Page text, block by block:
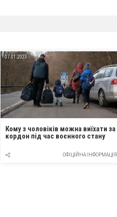
07.01.2023
Кому з чоловіків можна виїхати за
кордон під час воєнного стану
ОФІЦІЙНА ІНФОРМАЦІЯ